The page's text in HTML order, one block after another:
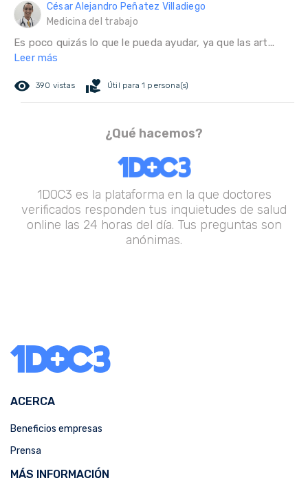
César Alejandro Peñatez Villadiego
Medicina del trabajo
Es poco quizás lo que le pueda ayudar, ya que las art...
Leer más
remove_red_eye 390 vistas volunteer_activism Útil para 1 persona(s)
¿Qué hacemos?
1DOC3 es la plataforma en la que doctores
verificados responden tus inquietudes de salud
online las 24 horas del día. Tus preguntas son
anónimas.
ACERCA
Beneficios empresas
Prensa
MÁS INFORMACIÓN